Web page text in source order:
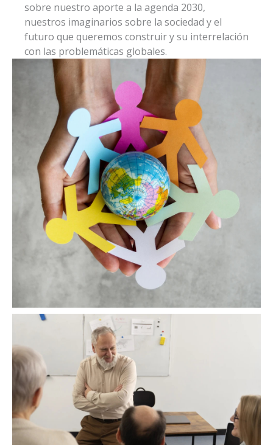
sobre nuestro aporte a la agenda 2030,
nuestros imaginarios sobre la sociedad y el
futuro que queremos construir y su interrelación
con las problemáticas globales.